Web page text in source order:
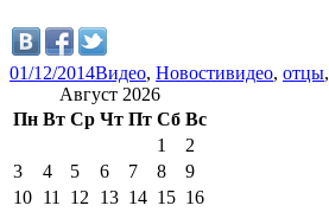
01/12/2014Видео, Новостивидео, отцы,
Август 2026
Пн Вт Ср Чт Пт Сб Вс
1
2
3
4 5 6 7 8
9
10 11 12 13 14 15 16